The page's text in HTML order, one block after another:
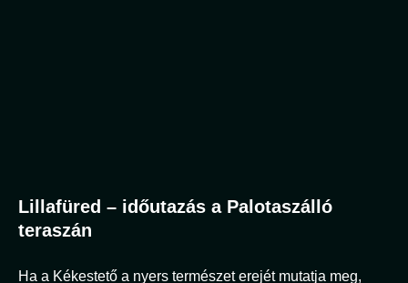
Lillafüred – időutazás a Palotaszálló
teraszán
Ha a Kékestető a nyers természet erejét mutatja meg,